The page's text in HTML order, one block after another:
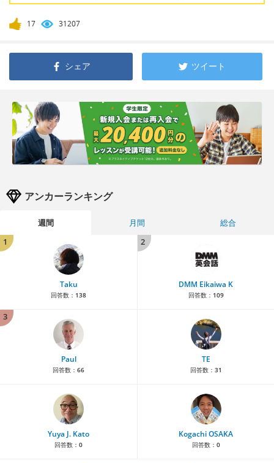
17 31207
シェア ツイート
アンカーランキング
週間 月間
総合
1
Taku
回答数： 138
2
DMM Eikaiwa K
回答数： 109
3
Paul
回答数： 66
TE
回答数： 31
Yuya J. Kato
回答数： 0
Kogachi OSAKA
回答数： 0